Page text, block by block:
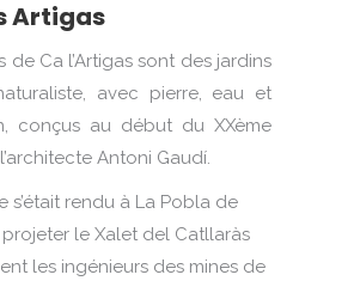
Artigas
de Ca l’Artigas sont des jardins
avec pierre, eau et
conçus au début du XXème
Antoni Gaudí.
s’était rendu à La Pobla de
le Xalet del Catllaràs
les ingénieurs des mines de